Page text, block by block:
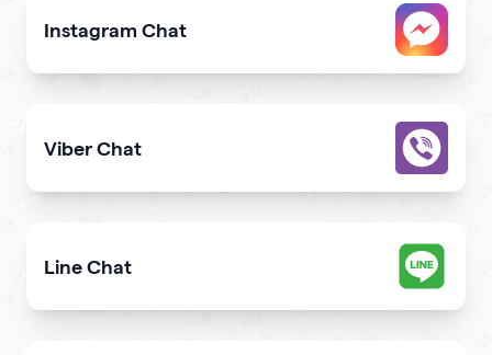
Instagram Chat
Allow users to contact you on Instagram from your
Viber Chat
Line Chat